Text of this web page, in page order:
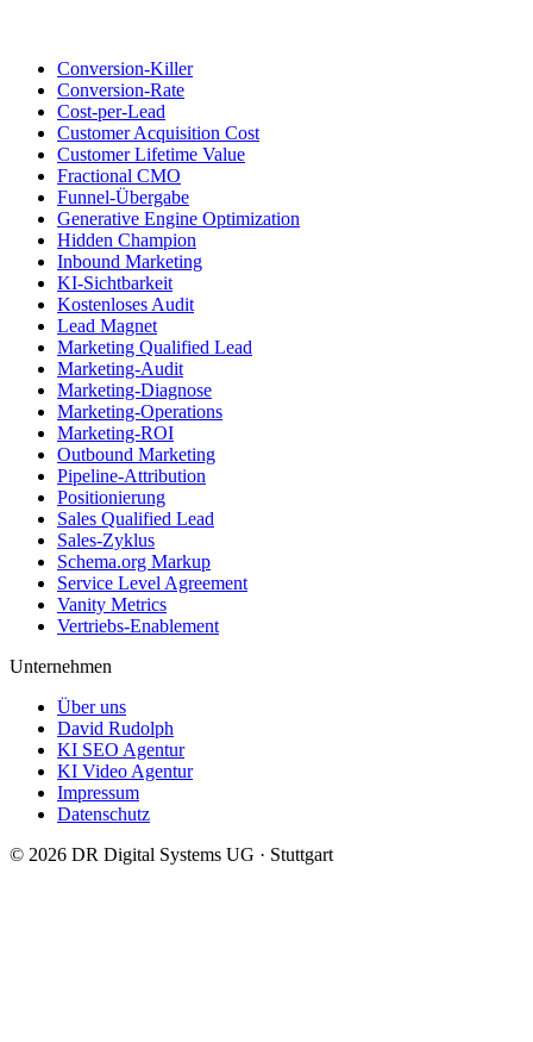
Conversion-Killer
Conversion-Rate
Cost-per-Lead
Customer Acquisition Cost
Customer Lifetime Value
Fractional CMO
Funnel-Übergabe
Generative Engine Optimization
Hidden Champion
Inbound Marketing
KI-Sichtbarkeit
Kostenloses Audit
Lead Magnet
Marketing Qualified Lead
Marketing-Audit
Marketing-Diagnose
Marketing-Operations
Marketing-ROI
Outbound Marketing
Pipeline-Attribution
Positionierung
Sales Qualified Lead
Sales-Zyklus
Schema.org Markup
Service Level Agreement
Vanity Metrics
Vertriebs-Enablement
Unternehmen
Über uns
David Rudolph
KI SEO Agentur
KI Video Agentur
Impressum
Datenschutz
© 2026 DR Digital Systems UG · Stuttgart